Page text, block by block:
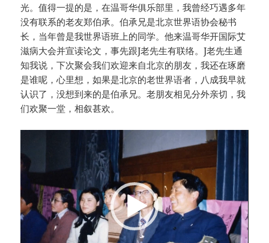
光。值得一提的是，在温哥华俱乐部里，我曾经巧遇多年
没有联系的老友郑伯承。伯承兄是北京世界语协会秘书
长，当年曾是我世界语班上的同学。他来温哥华开国际艾
滋病大会并宣读论文，事先跟J老先生有联络。J老先生通
知我说，下次聚会我们欢迎来自北京的朋友，我还在琢磨
是谁呢，心里想，如果是北京的老世界语者，八成我早就
认识了，没想到来的是伯承兄。老朋友相见分外亲切，我
们欢聚一堂，相叙甚欢。
频
播
器